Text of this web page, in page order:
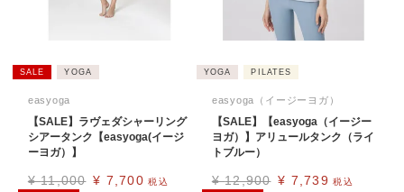
SALE YOGA
easyoga
【SALE】ラヴェダシャーリング
シアータンク【easyoga(イージ
ーヨガ）】
¥ 11,000 ¥ 7,700 税込
YOGA PILATES
easyoga（イージーヨガ）
【SALE】【easyoga（イージー
ヨガ）】アリュールタンク（ライ
トブルー）
¥ 12,900 ¥ 7,739 税込